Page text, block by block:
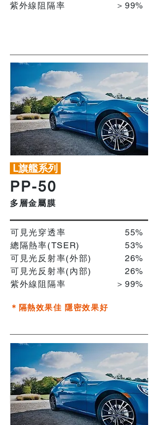
紫外線阻隔率
＞99%
L旗艦系列
PP-50
多層金屬膜
可見光穿透率
總隔熱率(TSER)
可見光反射率(外部)
可見光反射率(內部)
紫外線阻隔率
55%
53%
26%
​26%
＞99%
＊隔熱效果佳 隱密效果好